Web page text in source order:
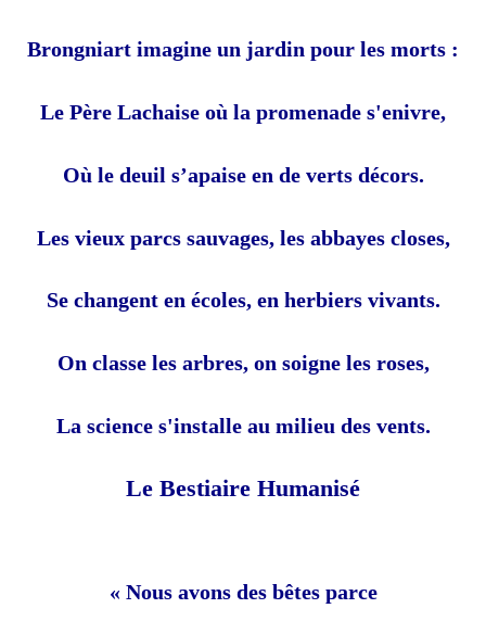
Brongniart imagine un jardin pour les morts :
Le Père Lachaise où la promenade s'enivre,
Où le deuil s’apaise en de verts décors.
Les vieux parcs sauvages, les abbayes closes,
Se changent en écoles, en herbiers vivants.
On classe les arbres, on soigne les roses,
La science s'installe au milieu des vents.
Le Bestiaire Humanisé
« Nous avons des bêtes parce